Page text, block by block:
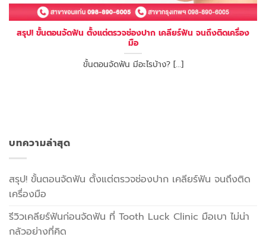
สรุป! ขั้นตอนจัดฟัน ตั้งแต่ตรวจช่องปาก เคลียร์ฟัน จนถึงติดเครื่อง
มือ
ขั้นตอนจัดฟัน มีอะไรบ้าง? [...]
บทความล่าสุด
สรุป! ขั้นตอนจัดฟัน ตั้งแต่ตรวจช่องปาก เคลียร์ฟัน จนถึงติด
เครื่องมือ
รีวิวเคลียร์ฟันก่อนจัดฟัน ที่ Tooth Luck Clinic มือเบา ไม่น่า
กลัวอย่างที่คิด